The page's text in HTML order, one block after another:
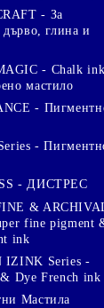
- За
дърво, глина и
- Chalk ink,
мастило
-
-
- ДИСТРЕС
&
fine pigment
ink
IZINK Series -
Dye French ink
Мастила